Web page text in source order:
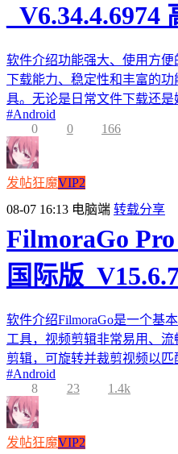
_V6.34.4.6974
软件介绍功能强大、使用方
下载能力、稳定性和丰富的
具。无论是日常文件下载还是
#Android
0
0 166
发帖狂魔VIP2
08-07 16:13 电脑端 转载分享
FilmoraGo
国际版
软件介绍FilmoraGo是一个基
工具，视频剪辑非常易用、
剪辑，可旋转并裁剪视频以
#Android
8
23 1.4k
发帖狂魔VIP2